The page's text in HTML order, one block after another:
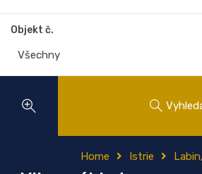
Objekt č.
Home Istrie